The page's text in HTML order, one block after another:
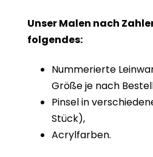
Unser Malen nach
folgendes:
Nummerierte
Größe je nach
Pinsel in
Stück),
Acrylfarben.